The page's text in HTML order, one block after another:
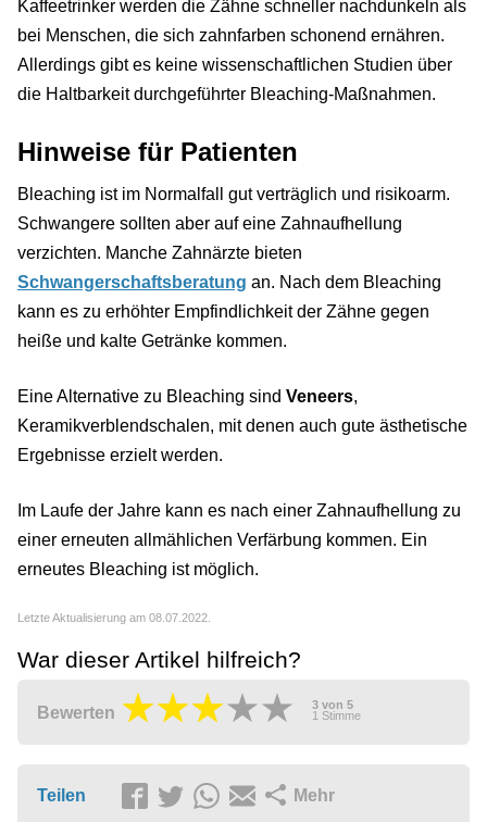
Kaffeetrinker werden die Zähne schneller nachdunkeln als
bei Menschen, die sich zahnfarben schonend ernähren.
Allerdings gibt es keine wissenschaftlichen Studien über
die Haltbarkeit durchgeführter Bleaching-Maßnahmen.
Hinweise für Patienten
Bleaching ist im Normalfall gut verträglich und risikoarm.
Schwangere sollten aber auf eine Zahnaufhellung
verzichten. Manche Zahnärzte bieten
Schwangerschaftsberatung an. Nach dem Bleaching
kann es zu erhöhter Empfindlichkeit der Zähne gegen
heiße und kalte Getränke kommen.
Eine Alternative zu Bleaching sind Veneers,
Keramikverblendschalen, mit denen auch gute ästhetische
Ergebnisse erzielt werden.
Im Laufe der Jahre kann es nach einer Zahnaufhellung zu
einer erneuten allmählichen Verfärbung kommen. Ein
erneutes Bleaching ist möglich.
Letzte Aktualisierung am 08.07.2022.
War dieser Artikel hilfreich?
Bewerten 3 von 5
1 Stimme
Teilen Mehr